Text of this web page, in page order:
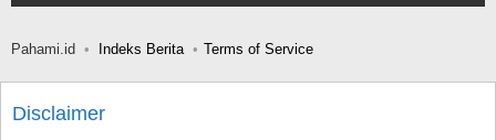
Pahami.id Indeks Berita Terms of Service
Disclaimer